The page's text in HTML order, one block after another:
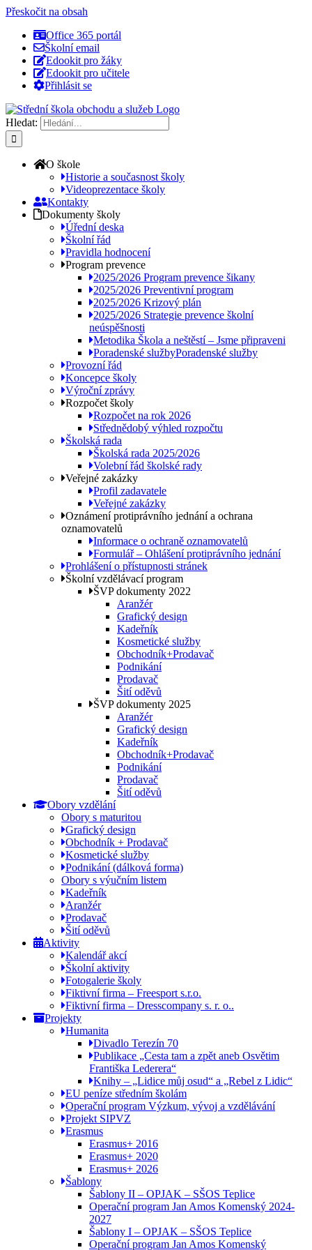
Přeskočit na obsah
Office 365 portál
Školní email
Edookit pro žáky
Edookit pro učitele
Přihlásit se
Hledat:
O škole
Historie a současnost školy
Videoprezentace školy
Kontakty
Dokumenty školy
Úřední deska
Školní řád
Pravidla hodnocení
Program prevence
2025/2026 Program prevence šikany
2025/2026 Preventivní program
2025/2026 Krizový plán
2025/2026 Strategie prevence školní
neúspěšnosti
Metodika Škola a neštěstí – Jsme připraveni
Poradenské službyPoradenské služby
Provozní řád
Koncepce školy
Výroční zprávy
Rozpočet školy
Rozpočet na rok 2026
Střednědobý výhled rozpočtu
Školská rada
Školská rada 2025/2026
Volební řád školské rady
Veřejné zakázky
Profil zadavatele
Veřejné zakázky
Oznámení protiprávního jednání a ochrana
oznamovatelů
Informace o ochraně oznamovatelů
Formulář – Ohlášení protiprávního jednání
Prohlášení o přístupnosti stránek
Školní vzdělávací program
ŠVP dokumenty 2022
Aranžér
Grafický design
Kadeřník
Kosmetické služby
Obchodník+Prodavač
Podnikání
Prodavač
Šití oděvů
ŠVP dokumenty 2025
Aranžér
Grafický design
Kadeřník
Obchodník+Prodavač
Podnikání
Prodavač
Šití oděvů
Obory vzdělání
Obory s maturitou
Grafický design
Obchodník + Prodavač
Kosmetické služby
Podnikání (dálková forma)
Obory s výučním listem
Kadeřník
Aranžér
Prodavač
Šití oděvů
Aktivity
Kalendář akcí
Školní aktivity
Fotogalerie školy
Fiktivní firma – Freesport s.r.o.
Fiktivní firma – Dresscompany s. r. o..
Projekty
Humanita
Divadlo Terezín 70
Publikace „Cesta tam a zpět aneb Osvětim
Františka Lederera“
Knihy – „Lidice můj osud“ a „Rebel z Lidic“
EU peníze středním školám
Operační program Výzkum, vývoj a vzdělávání
Projekt SIPVZ
Erasmus
Erasmus+ 2016
Erasmus+ 2020
Erasmus+ 2026
Šablony
Šablony II – OPJAK – SŠOS Teplice
Operační program Jan Amos Komenský 2024-
2027
Šablony I – OPJAK – SŠOS Teplice
Operační program Jan Amos Komenský